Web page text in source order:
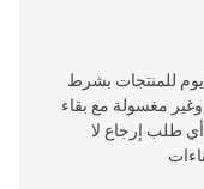
خدمة إرجاع سهلة وسريعة خلال 30 يوم للمنتجات بشرط
مغسولة مع بقاء
أي طلب إرجاع لا